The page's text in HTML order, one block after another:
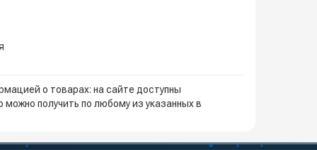
о товарах: на сайте доступны
получить по любому из указанных в